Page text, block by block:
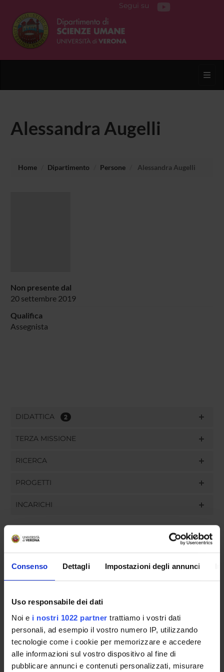
Consenso Dettagli Impostazioni degli annunci
Uso responsabile dei dati
Noi e i nostri 1022 partner trattiamo i vostri dati
personali, ad esempio il vostro numero IP, utilizzando
tecnologie come i cookie per memorizzare e accedere
alle informazioni sul vostro dispositivo al fine di
pubblicare annunci e contenuti personalizzati, misurare
Segui su
Alessandra Augelli
Home Dipartimento Persone Alessandra Augelli
Non presente dal
20 settembre 2019
Qualifica
Assegnista
DIDATTICA 2
TERZA MISSIONE
RICERCA
PROGETTI
INCARICHI
GOVERNANCE
COMMISSIONI
UFFICI E STRUTTURE DI SERVIZIO
SERVIZI DI SEGRETERIA STUDENTI